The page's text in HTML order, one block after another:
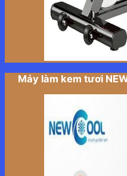
Máy làm kem tươi